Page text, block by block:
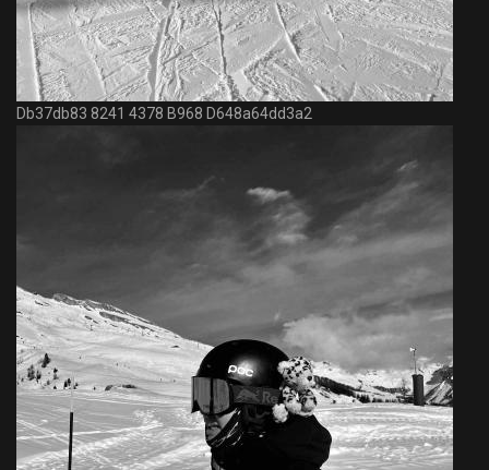
Db37db83 8241 4378 B968 D648a64dd3a2